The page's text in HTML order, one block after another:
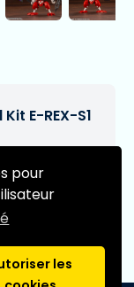
pour
les
E-REX-S1